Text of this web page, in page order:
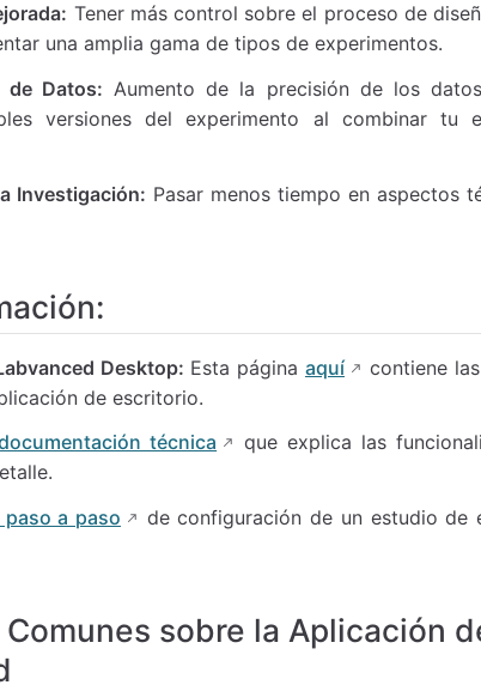
Tener más control sobre el proceso de
una amplia gama de tipos de experimentos.
de Datos: Aumento de la precisión de los
versiones del experimento al combinar tu
Investigación: Pasar menos tiempo en aspectos
Desktop: Esta página aquí
contiene
de escritorio.
técnica
que explica las
paso a paso
de configuración de un estudio de
Comunes sobre la Aplicación